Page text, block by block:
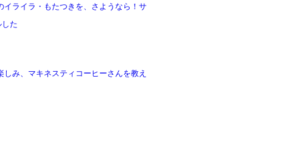
ライラ・もたつきを、さようなら！サ
た
み、マキネスティコーヒーさんを教え